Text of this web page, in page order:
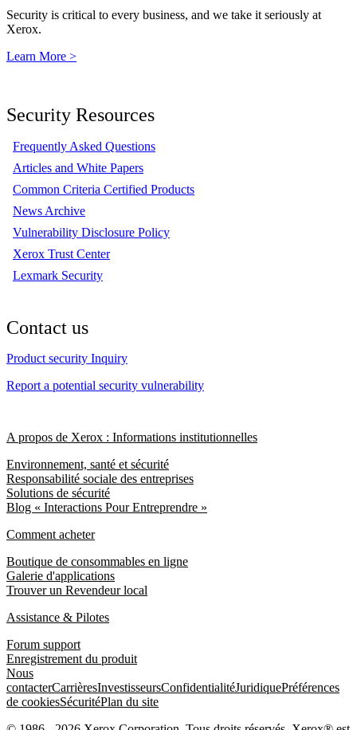
Security is critical to every business, and we take it seriously at
Xerox.
Learn More >
Security Resources
Frequently Asked Questions
Articles and White Papers
Common Criteria Certified Products
News Archive
Vulnerability Disclosure Policy
Xerox Trust Center
Lexmark Security
Contact us
Product security Inquiry
Report a potential security vulnerability
A propos de Xerox : Informations institutionnelles
Environnement, santé et sécurité
Responsabilité sociale des entreprises
Solutions de sécurité
Blog « Interactions Pour Entreprendre »
Comment acheter
Boutique de consommables en ligne
Galerie d'applications
Trouver un Revendeur local
Assistance & Pilotes
Forum support
Enregistrement du produit
Nous
contacterCarrièresInvestisseursConfidentialitéJuridiquePréférences
de cookiesSécuritéPlan du site